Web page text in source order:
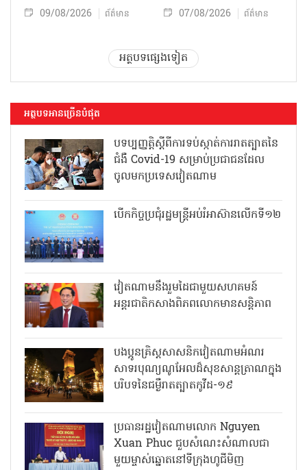
09/08/2026 ព័ត៌មាន 07/08/2026 ព័ត៌មាន
អត្ថបទផ្សេងទៀត
អត្ថបទអានច្រើនបំផុត
បទប្បញ្ញត្តិស្តីពីការទប់ស្កាត់ការរាតត្បាតនៃ
ជំងឺ Covid-19 សម្រាប់ប្រជាជនដែល
ចូលមកប្រទេសវៀតណាម
បើកកិច្ចប្រជុំរដ្ឋមន្ត្រីអប់រំអាស៊ានលើកទី១២
វៀតណាមនឹងរួមដៃជាមួយសហគមន៍
អន្តរជាតិកសាងពិភពលោកមានសន្តិភាព
បងប្អូនគ្រិស្តសាសនិកវៀតណាមអំណរ
សាទរបុណ្យណូអែលដ៏សុខសាន្តត្រាណក្នុង
បរិបទនៃជម្ងឺរាតត្បាតកូវីដ-១៩
ប្រធានរដ្ឋវៀតណាមលោក Nguyen
Xuan Phuc ជួបសំណេះសំណាលជា
មួយម្ចាស់ឆ្នោតនៅទីក្រុងហូជីមិញ